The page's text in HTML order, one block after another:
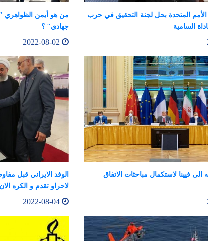
المتحدة بحل لجنة التحقيق في حرب
السامية
من هو أيمن الظواهري
جهادي" ؟
الى فيينا لاستكمال مباحثات الاتفاق
الوفد الايراني قبل
لاحراو تقدم و الكره